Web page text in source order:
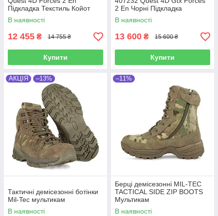
Підкладка Текстиль Койот
В наявності
12 455 ₴ 14 755 ₴
Купити
2 En Чорні Підкладка
Мембрана: Gore-Tex
В наявності
13 600 ₴ 15 600 ₴
Купити
АКЦІЯ –13%
Тактичні демісезонні ботінки
Mil-Tec мультикам
В наявності
–11%
Берці демісезонні MIL-TEC
TACTICAL SIDE ZIP BOOTS
Мультикам
В наявності